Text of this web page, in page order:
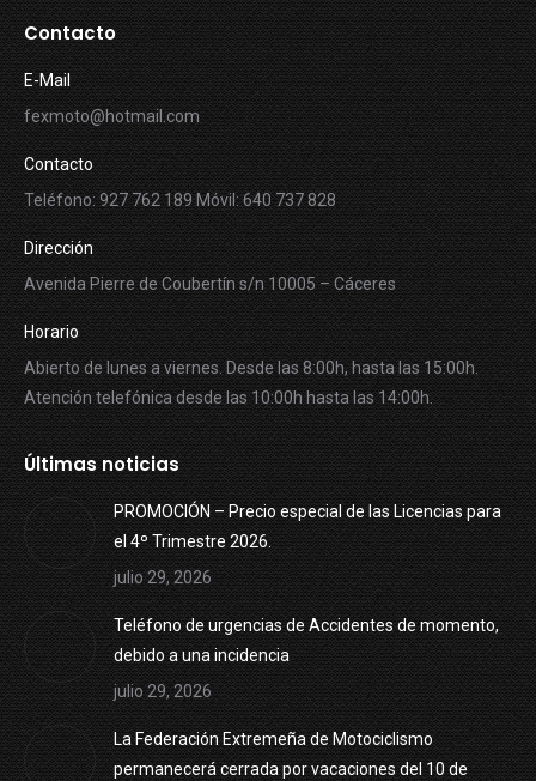
Contacto
E-Mail
fexmoto@hotmail.com
Contacto
Teléfono: 927 762 189 Móvil: 640 737 828
Dirección
Avenida Pierre de Coubertín s/n 10005 – Cáceres
Horario
Abierto de lunes a viernes. Desde las 8:00h, hasta las 15:00h.
Atención telefónica desde las 10:00h hasta las 14:00h.
Últimas noticias
PROMOCIÓN – Precio especial de las Licencias para
el 4º Trimestre 2026.
julio 29, 2026
Teléfono de urgencias de Accidentes de momento,
debido a una incidencia
julio 29, 2026
La Federación Extremeña de Motociclismo
permanecerá cerrada por vacaciones del 10 de